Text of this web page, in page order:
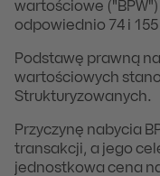
wartościowe
odpowiednio 74 i 155
Podstawę prawną
wartościowych
Strukturyzowanych.
Przyczynę nabycia
transakcji, a jego
jednostkowa cena